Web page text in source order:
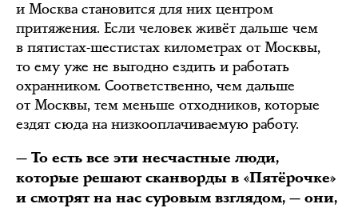
и Москва становится для них центром
притяжения. Если человек живёт дальше чем
в пятистах-шестистах километрах от Москвы,
то ему уже не выгодно ездить и работать
охранником. Соответственно, чем дальше
от Москвы, тем меньше отходников, которые
ездят сюда на низкооплачиваемую работу.
— То есть все эти несчастные люди,
которые решают сканворды в «Пятёрочке»
и смотрят на нас суровым взглядом, — они,